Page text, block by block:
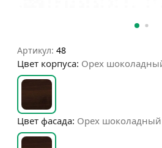
Артикул: 48
Цвет корпуса: Орех
Цвет фасада: Орех шоколадный